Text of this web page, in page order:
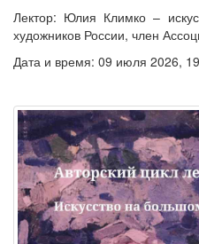
Лектор: Юлия Климко –
художников России, член
Дата и время: 09 июля 2026,